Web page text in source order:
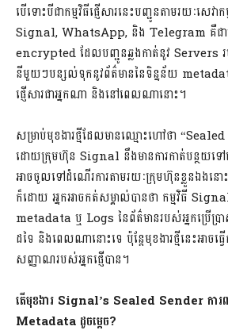
បើទោះបីជាកម្មវិធីផ្ញើសារនេះបញ្ជូនតាមរយៈសេវាក
Signal, WhatsApp, និង Telegram គឺជ
encrypted ដែលបញ្ជូនឆ្លងកាត់នូវ Servers
នីមួយៗបន្សល់ទុកនូវព័ត៌មាននៃទិន្នន័យ
ផ្ញើសារជាអ្នកណា និងនៅពេលណានោះ។
សម្រាប់មុខងារថ្មីដែលមានឈ្មោះហៅថា
ដោយក្រុមហ៊ុន Signal នឹងមានការកាត់បន្ថយទ
អាចចូលទៅដំណើរការតាមរយៈក្រុមហ៊ុនខ្លួនឯងន
ក៏ដោយ អ្នកអាចកត់សម្គាល់បានថា កម្មវិធី
metadata ឬ Logs នៃព័ត៌មានរបស់អ្នកប្រើប្រា
ដទៃ និងពេលណានោះទេ ប៉ុន្តែមុខងារថ្មីនេះអាចធ្វើ
សញ្ញាណរបស់អ្នកផ្ញើបាន។
តើមុខងារ Signal’s Sealed Sender ការ
Metadata ដូចម្តេច?